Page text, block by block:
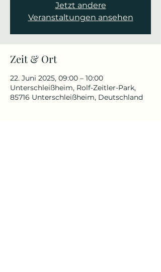
Jetzt andere
Veranstaltungen ansehen
Zeit & Ort
22. Juni 2025, 09:00 – 10:00
Unterschleißheim, Rolf-Zeitler-Park,
85716 Unterschleißheim, Deutschland